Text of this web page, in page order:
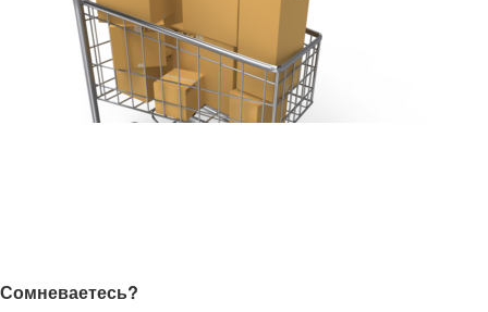
Сомневаетесь?